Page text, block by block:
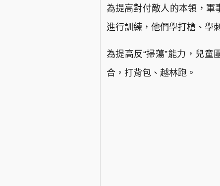
為提高對付敵人的本領，軍
進行訓練，他們學打槍、學
為提高反“掃蕩”能力，兒童
合，打背包、越林跑。